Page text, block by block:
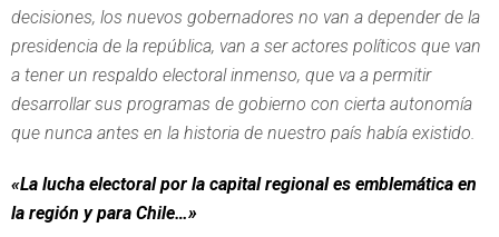
decisiones, los nuevos gobernadores no van a depender de la
presidencia de la república, van a ser actores políticos que van
a tener un respaldo electoral inmenso, que va a permitir
desarrollar sus programas de gobierno con cierta autonomía
que nunca antes en la historia de nuestro país había existido.
«La lucha electoral por la capital regional es emblemática en
la región y para Chile…»